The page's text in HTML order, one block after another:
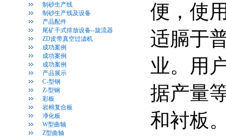
制砂生产线
制砂生产线及设备
产品配件
尾矿干式排放设备--旋流器
ZD皮带真空过滤机
成功案例
成功案例
成功案例
产品展示
C-型钢
Z-型钢
彩板
岩棉复合板
净化板
W型曲轴
Z型曲轴
便，使
适膈于
业。用
据产量
和衬板